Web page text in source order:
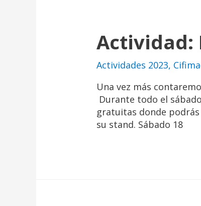
Actividad:
Actividades 2023,
Una vez más
Durante todo el
gratuitas donde
su stand. Sábado 18